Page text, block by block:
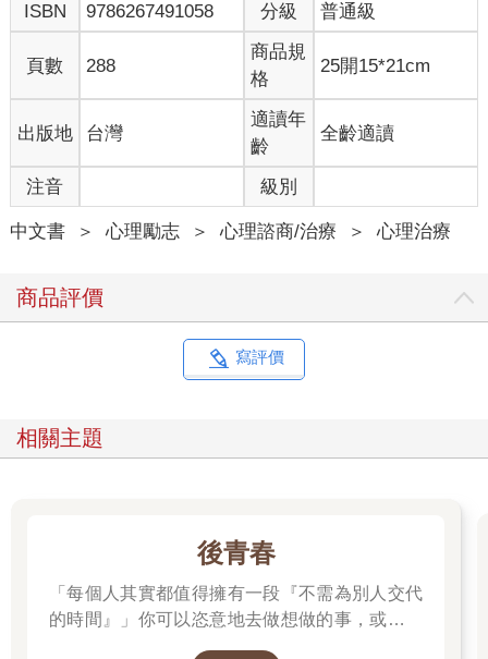
ISBN
9786267491058 分級 普通級
頁數 288
商品規
格
25開15*21cm
出版地 台灣
適讀年
齡
全齡適讀
注音 級別
中文書 ＞ 心理勵志 ＞ 心理諮商/治療 ＞ 心理治療
商品評價
寫評價
相關主題
後青春
「每個人其實都值得擁有一段『不需為別人交代
的時間』」你可以恣意地去做想做的事，或是什